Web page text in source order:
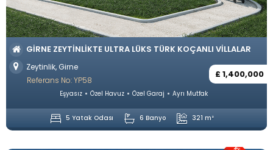
GIRNE ZEYTINLIKTE ULTRA LÜKS TÜRK KOÇANLI VILLALAR
Zeytinlik, Girne
£ 1,400,000
Referans No: YP58
Eşyasız Özel Havuz Özel Garaj Ayrı Mutfak
5 Yatak Odası 6 Banyo 321 m²